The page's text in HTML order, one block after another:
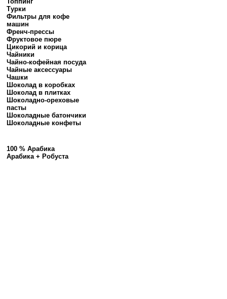
Турки
Фильтры для кофе
машин
Френч-прессы
Фруктовое пюре
Цикорий и корица
Чайники
Чайно-кофейная посуда
Чайные аксессуары
Чашки
Шоколад в коробках
Шоколад в плитках
Шоколадно-ореховые
пасты
Шоколадные батончики
Шоколадные конфеты
100 % Арабика
Арабика + Робуста